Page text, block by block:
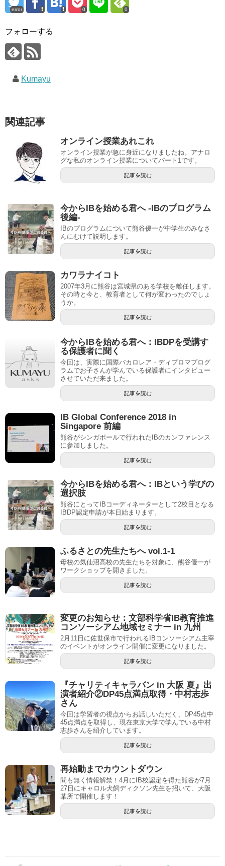
error 0 0
フォローする
Kumayu
関連記事
オンライン授業あれこれ
オンライン授業が急に身近になりましたね。アナロ
グな私のオンライン授業についてパート1です。
記事を読む
今からIBを始める君へ -IBのプログラム
後編-
IBのプログラムについて熊谷優一が中学生のみなさ
んにむけて説明します。
記事を読む
カワラナイコト
2007年3月に熊谷は宮城県のある学校を離任します。
その時と今と、教育者として何が変わったのでしょ
うか。
記事を読む
今からIBを始める君へ：IBDPを受講す
る保護者に聞く
今回は、実際に国際バカロレア・ディプロマプログ
ラムでお子さんが学んでいる保護者にインタビュー
させていただ来ました。
記事を読む
IB Global Conference 2018 in
Singapore 前編
熊谷がシンガポールで行われたIBのカンファレンス
に参加しました。
記事を読む
今からIBを始める君へ：IBという学びの
選択肢
熊谷にとってIBコーディネーターとして2校目となる
IBDP認定申請が本日始まります。
記事を読む
ふるさとの先生たちへ vol.1-1
母校の気仙沼高校の先生たちを対象に、熊谷優一が
ワークショップを開きました。
記事を読む
変更のお知らせ：文部科学省IB教育推進
コンソーシアム地域セミナー in 九州
2月11日に佐世保市で行われるIBコンソーシアム主宰
のイベントがオンライン開催に変更になりました。
記事を読む
『チャリティキャラバン in 大阪 夏』出
演者紹介②DP45点満点取得・中村志歩
さん
今回は学習者の視点からお話しいただく、DP45点中
45点満点を取得し、現在東京大学で学んでいる中村
志歩さんを紹介しています。
記事を読む
再始動までカウントダウン
間も無く情報解禁！4月にIB校認定を得た熊谷が7月
27日にキャロル犬飼ディクソン先生を招いて、大阪
某所で開催します！
記事を読む